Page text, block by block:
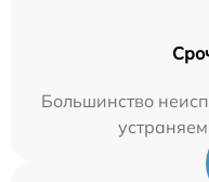
Большинство